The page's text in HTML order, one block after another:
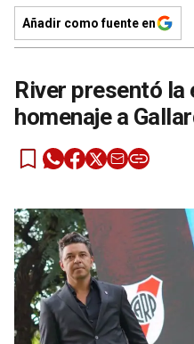
Añadir como fuente en
River presentó la
homenaje a